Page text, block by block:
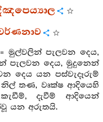
වර්ණනාව
මුල්වලින් පැලවන දෙය,
පැලවන දෙය, මුදුනෙන්
දෙය යන පස්වැදෑරුම්
නිල් තණ, වෘක්ෂ ආදියෙහි
දැවීම් ආදියෙන්
යන අරුතයි.